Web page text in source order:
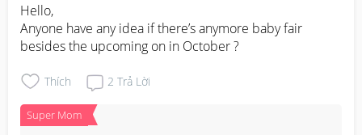
Hello,
Anyone have any idea if there’s anymore baby fair
besides the upcoming on in October ?
Thích 2 Trả Lời
Super Mom